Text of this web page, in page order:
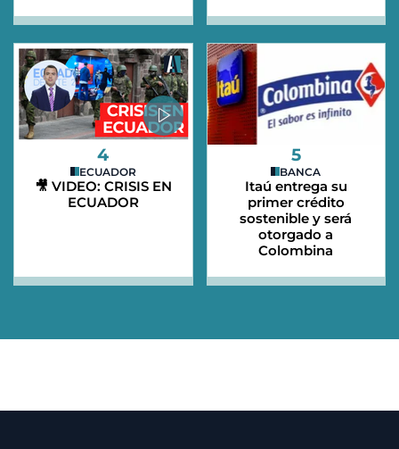
4
ECUADOR
🎥 VIDEO: CRISIS EN
ECUADOR
5
BANCA
Itaú entrega su
primer crédito
sostenible y será
otorgado a
Colombina